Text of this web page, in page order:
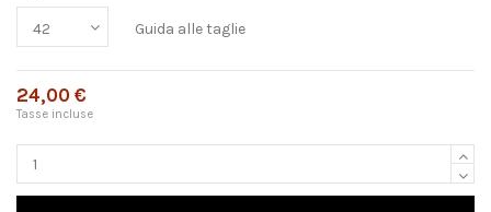
Guida alle taglie
24,00 €
Tasse incluse